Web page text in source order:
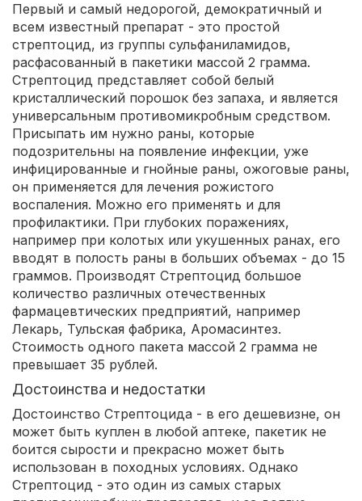
Первый и самый недорогой, демократичный и
всем известный препарат - это простой
стрептоцид, из группы сульфаниламидов,
расфасованный в пакетики массой 2 грамма.
Стрептоцид представляет собой белый
кристаллический порошок без запаха, и является
универсальным противомикробным средством.
Присыпать им нужно раны, которые
подозрительны на появление инфекции, уже
инфицированные и гнойные раны, ожоговые раны,
он применяется для лечения рожистого
воспаления. Можно его применять и для
профилактики. При глубоких поражениях,
например при колотых или укушенных ранах, его
вводят в полость раны в больших объемах - до 15
граммов. Производят Стрептоцид большое
количество различных отечественных
фармацевтических предприятий, например
Лекарь, Тульская фабрика, Аромасинтез.
Стоимость одного пакета массой 2 грамма не
превышает 35 рублей.
Достоинства и недостатки
Достоинство Стрептоцида - в его дешевизне, он
может быть куплен в любой аптеке, пакетик не
боится сырости и прекрасно может быть
использован в походных условиях. Однако
Стрептоцид - это один из самых старых